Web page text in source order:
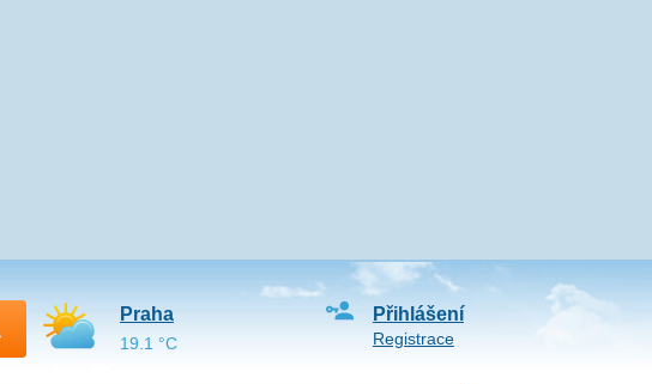
Přihlášení
Registrace
Praha
19.1 °C